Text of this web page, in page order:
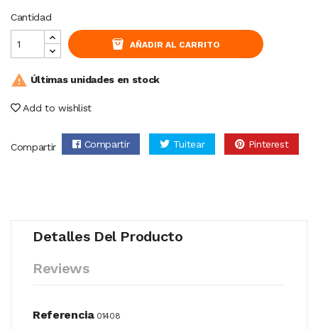
Cantidad
AÑADIR AL CARRITO
 Últimas unidades en stock
Add to wishlist
Compartir Compartir Tuitear Pinterest
Detalles Del Producto
Reviews
Referencia 01408